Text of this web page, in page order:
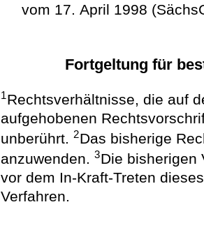
vom 17. April 1998
Fortgeltung für
1Rechtsverhältnisse, die auf
aufgehobenen
unberührt.2Das bisherige
anzuwenden.3Die bisherigen
vor dem In-Kraft-Treten
Verfahren.